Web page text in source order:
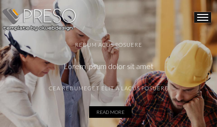
REBUM ACUS POSUERE
Lorem ipsum dolor sit amet
CEA REBUMEGET ELIT A LACUS POSUERE
READ MORE